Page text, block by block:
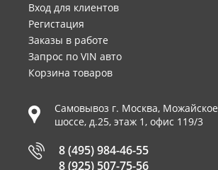
Вход для клиентов
Регистация
Заказы в работе
Запрос по VIN авто
Корзина товаров
Самовывоз г. Москва, Можайское
шоссе, д.25, этаж 1, офис 119/3
8 (495) 984-46-55
8 (925) 507-75-56